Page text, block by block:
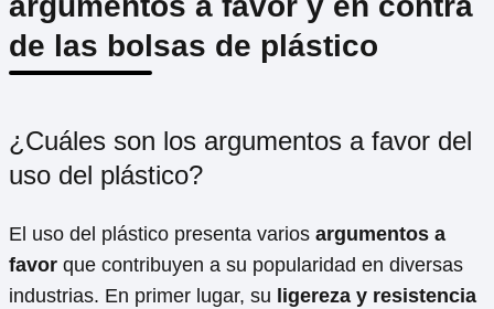
de las bolsas de plástico
¿Cuáles son los argumentos a favor del
uso del plástico?
El uso del plástico presenta varios argumentos a
favor que contribuyen a su popularidad en diversas
industrias. En primer lugar, su ligereza y resistencia